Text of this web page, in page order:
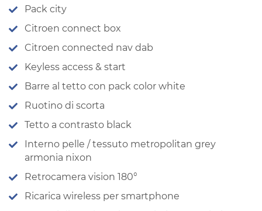
Pack city
Citroen connect box
Citroen connected nav dab
Keyless access & start
Barre al tetto con pack color white
Ruotino di scorta
Tetto a contrasto black
Interno pelle / tessuto metropolitan grey
armonia nixon
Retrocamera vision 180°
Ricarica wireless per smartphone